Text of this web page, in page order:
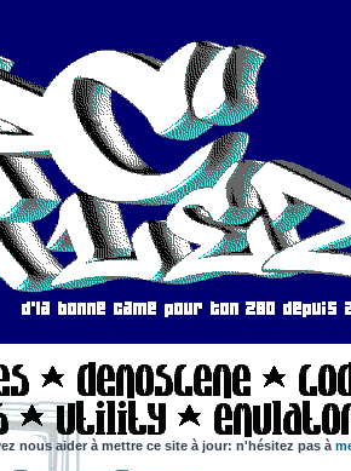
nous aider à mettre ce site à jour: n'hésitez pas à